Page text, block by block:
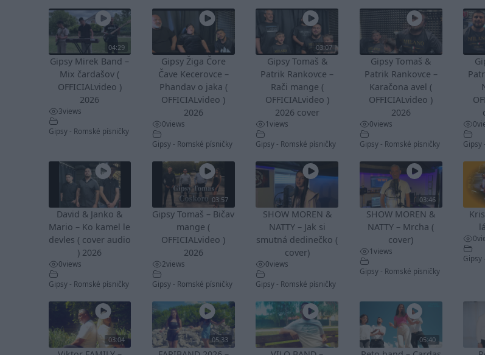
04:29
Gipsy Mirek Band –
Mix čardašov (
OFFICIALvideo )
2026
3views
Gipsy - Romské písničky
Gipsy Žiga Čore
Čave Kecerovce –
Phandav o jaka (
OFFICIALvideo )
2026
0views
Gipsy - Romské písničky
03:07
Gipsy Tomaš &
Patrik Rankovce –
Rači mange (
OFFICIALvideo )
2026 cover
1views
Gipsy - Romské písničky
Gipsy Tomaš &
Patrik Rankovce –
Karačona avel (
OFFICIALvideo )
2026
0views
Gipsy - Romské písničky
0
Gipsy
David & Janko &
Mario – Ko kamel le
devles ( cover audio
) 2026
0views
Gipsy - Romské písničky
03:57
Gipsy Tomaš – Bičav
mange (
OFFICIALvideo )
2026
2views
Gipsy - Romské písničky
SHOW MOREN &
NATTY – Jak si
smutná dedinečko (
cover)
0views
Gipsy - Romské písničky
03:46
SHOW MOREN &
NATTY – Mrcha (
cover)
1views
Gipsy - Romské písničky
0
Gipsy
03:04 05:33 05:40